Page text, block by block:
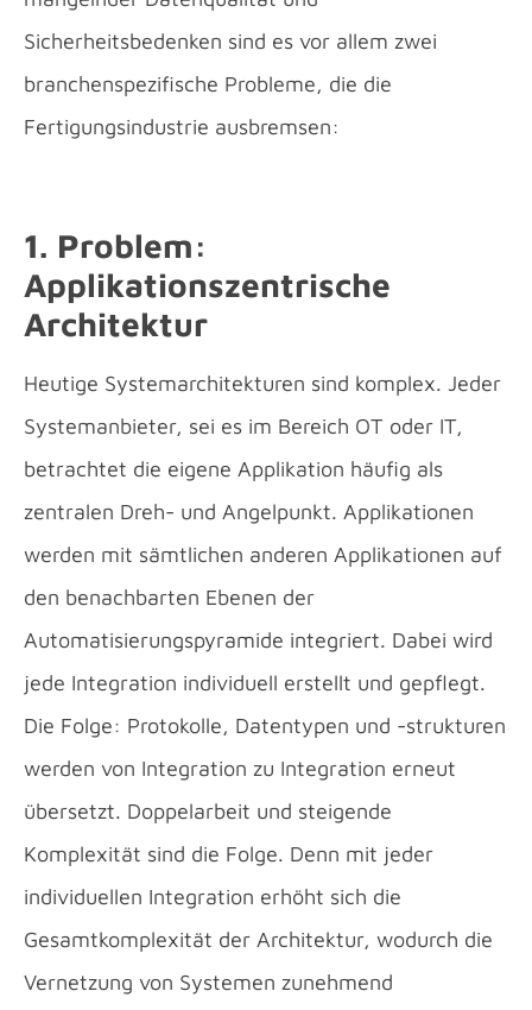
Sicherheitsbedenken sind es vor allem zwei
branchenspezifische Probleme, die die
Fertigungsindustrie ausbremsen:
1. Problem:
Applikationszentrische
Architektur
Heutige Systemarchitekturen sind komplex. Jeder
Systemanbieter, sei es im Bereich OT oder IT,
betrachtet die eigene Applikation häufig als
zentralen Dreh- und Angelpunkt. Applikationen
werden mit sämtlichen anderen Applikationen auf
den benachbarten Ebenen der
Automatisierungspyramide integriert. Dabei wird
jede Integration individuell erstellt und gepflegt.
Die Folge: Protokolle, Datentypen und -strukturen
werden von Integration zu Integration erneut
übersetzt. Doppelarbeit und steigende
Komplexität sind die Folge. Denn mit jeder
individuellen Integration erhöht sich die
Gesamtkomplexität der Architektur, wodurch die
Vernetzung von Systemen zunehmend